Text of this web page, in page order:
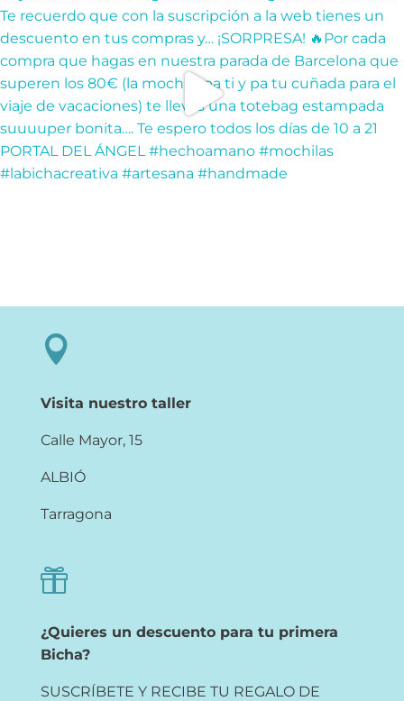

Visita nuestro taller
Calle Mayor, 15
ALBIÓ
Tarragona

¿Quieres un descuento para tu primera
Bicha?
SUSCRÍBETE Y RECIBE TU REGALO DE